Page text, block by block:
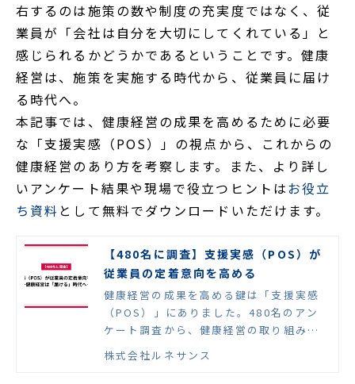
右するのは施策の数や制度の充実度ではなく、従
業員が「会社は自分を大切にしてくれている」と
感じられるかどうかであるということです。健康
経営は、施策を実施する時代から、従業員に届け
る時代へ。
本記事では、健康経営の成果を高めるために必要
な「支援実感（POS）」の視点から、これからの
健康経営のあり方を考察します。また、より詳し
いアンケート結果や現場で役立つヒントはお役立
ち資料 として無料でダウンロードいただけます。
【480名に調査】支援実感（POS）が
従業員の定着意向を高める
健康経営の成果を高める鍵は「支援実感
（POS）」にありました。480名のアン
ケート調査から、健康経営の取り組み実
感と勤続意向の関係を分析し、これから
の健康経営のあり方を考察します。
株式会社ルネサンス